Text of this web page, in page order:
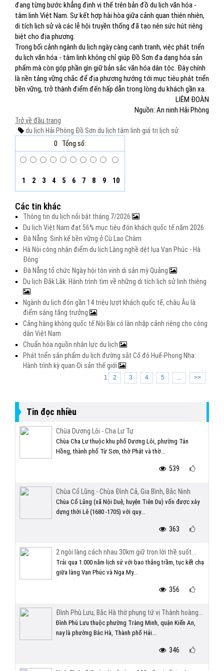
đang từng bước khẳng định vị thế trên bản đồ du lịch văn hóa -
tâm linh Việt Nam. Sự kết hợp hài hòa giữa cảnh quan thiên nhiên,
di tích lịch sử và các lễ hội truyền thống đã tạo nên sức hút riêng
biệt cho địa phương.
Trong bối cảnh ngành du lịch ngày càng cạnh tranh, việc phát triển
du lịch văn hóa - tâm linh không chỉ giúp Đồ Sơn đa dạng hóa sản
phẩm mà còn góp phần gìn giữ bản sắc văn hóa dân tộc. Đây chính
là nền tảng vững chắc để địa phương hướng tới mục tiêu phát triển
bền vững, trở thành điểm đến hấp dẫn trong lòng du khách gần xa.
LIÊM ĐOÀN
Nguồn: An ninh Hải Phòng
Trở về đầu trang
du lịch Hải Phòng Đồ Sơn du lịch tâm linh giá trị lịch sử
0
Tổng số:
1 2 3 4 5 6 7 8 9 10
Các tin khác
Thông tin du lịch nổi bật tháng 7/2026
Du lịch Việt Nam đạt 56% mục tiêu đón khách quốc tế năm 2026
Đà Nẵng: Sinh kế bền vững ở Cù Lao Chàm
Hà Nội công nhận điểm du lịch Làng nghề dệt lụa Vạn Phúc - Hà
Đông
Đà Nẵng tổ chức Ngày hội tôn vinh di sản mỳ Quảng
Du lịch Đắk Lắk: Hành trình tìm về những di tích lịch sử linh thiêng
Ngành du lịch đón gần 14 triệu lượt khách quốc tế, châu Âu là
điểm sáng tăng trưởng
Cảng hàng không quốc tế Nội Bài có làn nhập cảnh riêng cho công
dân Việt Nam
Chuẩn hóa nguồn nhân lực du lịch
Phát triển sản phẩm du lịch đường sắt Cố đô Huế-Phong Nha:
Hành trình kỳ quan-Di sản thế giới
1 2 3 4 5 ... >>
Tin đọc nhiều
Chùa Dương Lôi - Cha Lư Tự
Chùa Cha Lư thuộc khu phố Dương Lôi, phường Tân
Hồng, thành phố Từ Sơn, thờ Phật và thờ...
539
Chùa Cổ Lũng - Chùa Đình Cả, Gia Bình, Bắc Ninh
Chùa Cổ Lũng (xã Nội Duệ, huyện Tiên Du) vốn được xây
dựng thời Lê (1680 -1705) với quy...
363
2 ngôi làng cách nhau 30km giữ trọn lời thề suốt...
Trải qua 1.000 năm lịch sử với bao thăng trầm, tục kết chạ
giữa làng Vạn Phúc và Nga My...
356
Đình Phù Lưu, Bắc Hà thờ phụng tứ vị Thành hoàng...
Đình Phù Lưu thuộc phường Tràng Minh, quận Kiến An,
nay là phường Bắc Hà, Thành phố Hải...
346